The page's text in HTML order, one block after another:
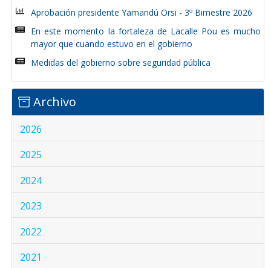
Aprobación presidente Yamandú Orsi - 3º Bimestre 2026
En este momento la fortaleza de Lacalle Pou es mucho
mayor que cuando estuvo en el gobierno
Medidas del gobierno sobre seguridad pública
Archivo
2026
2025
2024
2023
2022
2021